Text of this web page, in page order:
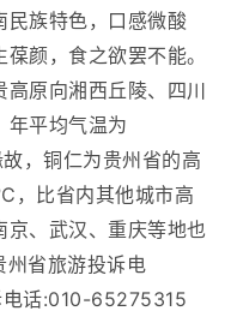
民族特色，口感微酸
颜，食之欲罢不能。
原向湘西丘陵、四川
年平均气温为
，铜仁为贵州省的高
，比省内其他城市高
、武汉、重庆等地也
州省旅游投诉电
话:010-65275315